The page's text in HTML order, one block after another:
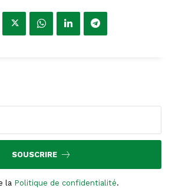
SOUSCRIRE
la Politique de confidentialité.